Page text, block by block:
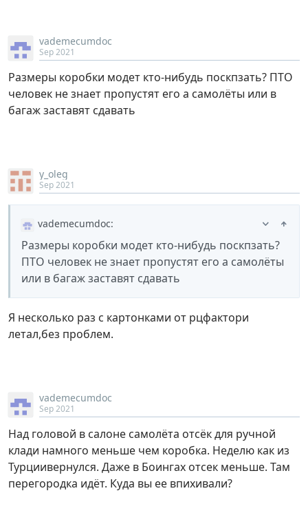
vademecumdoc
Sep 2021
Размеры коробки модет кто-нибудь поскпзать? ПТО
человек не знает пропустят его а самолёты или в
багаж заставят сдавать
y_oleg
Sep 2021
vademecumdoc:
Размеры коробки модет кто-нибудь поскпзать?
ПТО человек не знает пропустят его а самолёты
или в багаж заставят сдавать
Я несколько раз с картонками от рцфактори
летал,без проблем.
vademecumdoc
Sep 2021
Над головой в салоне самолёта отсёк для ручной
клади намного меньше чем коробка. Неделю как из
Турциивернулся. Даже в Боингах отсек меньше. Там
перегородка идёт. Куда вы ее впихивали?